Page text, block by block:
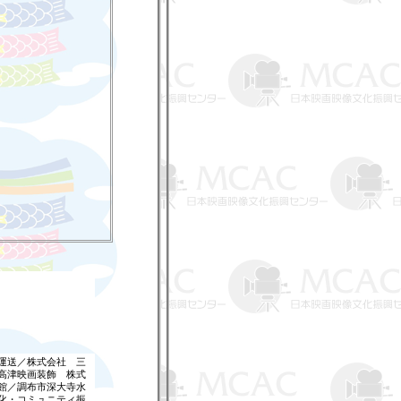
送／株式会社 三
津映画装飾 株式
／調布市深大寺水